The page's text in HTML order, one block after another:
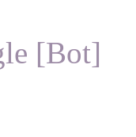
[Bot]